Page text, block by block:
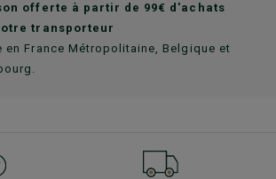
offerte à partir de 99€ d'achats
transporteur
en France Métropolitaine, Belgique et